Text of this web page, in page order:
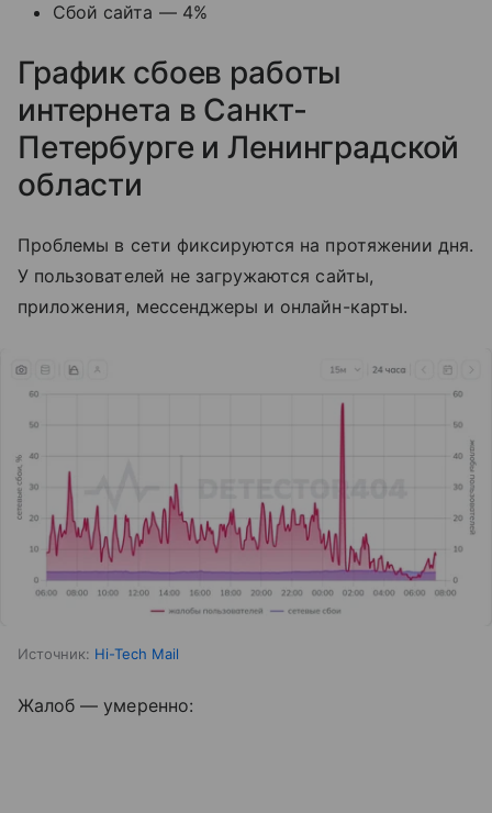
Сбой сайта — 4%
График сбоев работы
интернета в Санкт-
Петербурге и Ленинградской
области
Проблемы в сети фиксируются на протяжении дня.
У пользователей не загружаются сайты,
приложения, мессенджеры и онлайн-карты.
Источник: Hi-Tech Mail
Жалоб — умеренно: